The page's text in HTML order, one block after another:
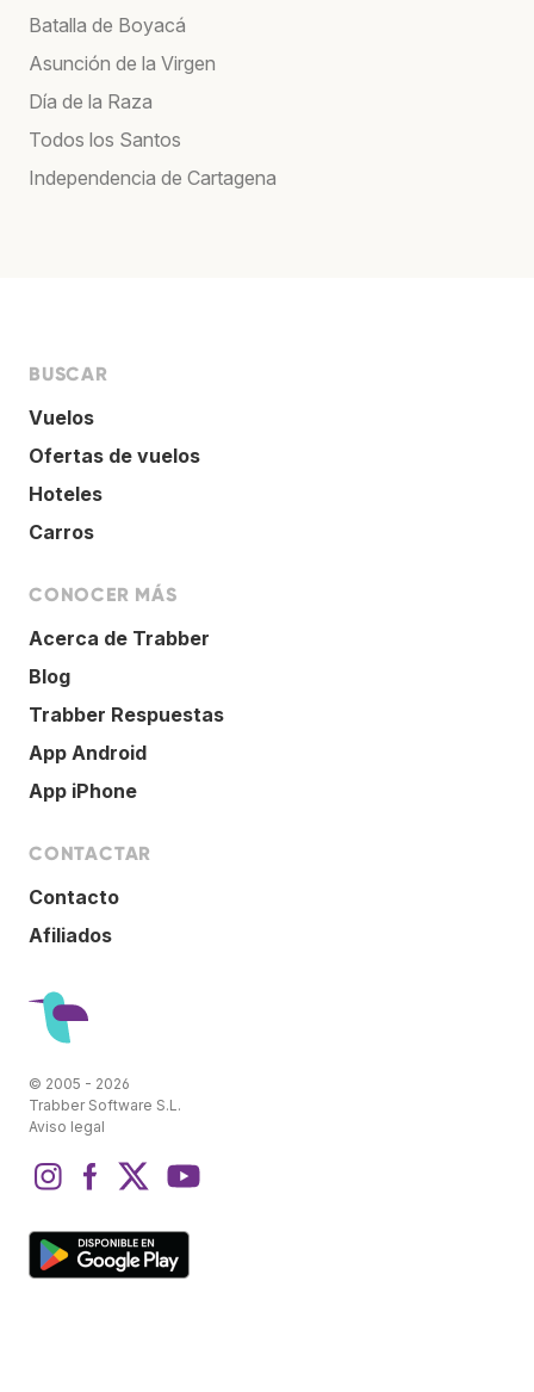
Batalla de Boyacá
Asunción de la Virgen
Día de la Raza
Todos los Santos
Independencia de Cartagena
BUSCAR
Vuelos
Ofertas de vuelos
Hoteles
Carros
CONOCER MÁS
Acerca de Trabber
Blog
Trabber Respuestas
App Android
App iPhone
CONTACTAR
Contacto
Afiliados
© 2005 - 2026
Trabber Software S.L.
Aviso legal